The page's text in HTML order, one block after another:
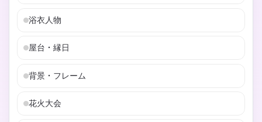
浴衣人物
屋台・縁日
背景・フレーム
花火大会